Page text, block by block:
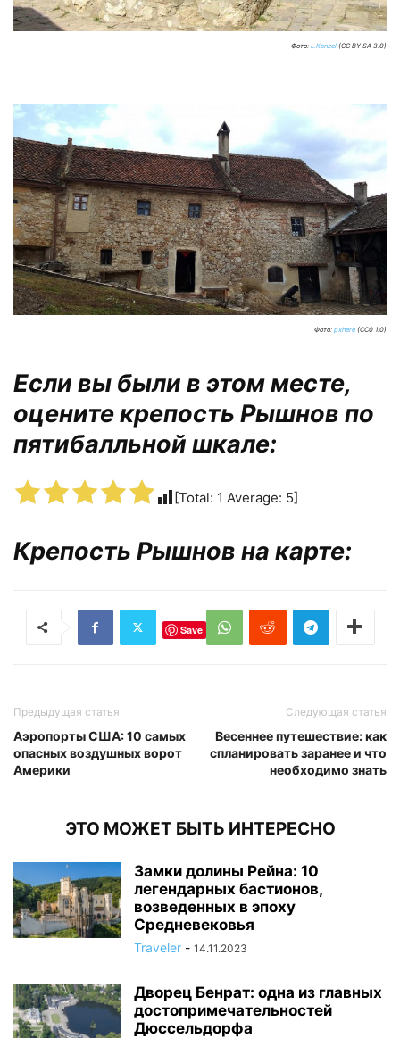
Фото: L.Kenzel (CC BY-SA 3.0)
Фото: pxhere (CC0 1.0)
Если вы были в этом месте,
оцените крепость Рышнов по
пятибалльной шкале:
[Total: 1 Average: 5]
Крепость Рышнов на карте:
Save
Предыдущая статья
Аэропорты США: 10 самых
опасных воздушных ворот
Америки
Следующая статья
Весеннее путешествие: как
спланировать заранее и что
необходимо знать
ЭТО МОЖЕТ БЫТЬ ИНТЕРЕСНО
Замки долины Рейна: 10
легендарных бастионов,
возведенных в эпоху
Средневековья
Traveler - 14.11.2023
Дворец Бенрат: одна из главных
достопримечательностей
Дюссельдорфа